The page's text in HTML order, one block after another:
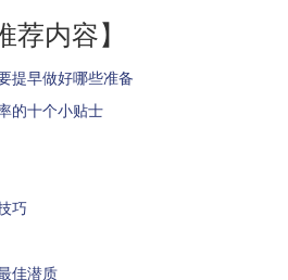
荐内容】
提早做好哪些准备
的十个小贴士
巧
佳潜质